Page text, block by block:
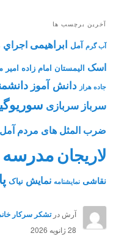
آخرین برچسب ها
آب گرم آمل ابراهیمی
اسک الیمستان امام زاده امیر
جاده هراز دانش آموز
سرباز سربازی
ضرب المثل های مردم آمل
لاریجانمدرسه
نقاشی نمايشنامه نمایش نیاک
آرش درتشکر سرکار
28 ژانویه 2026